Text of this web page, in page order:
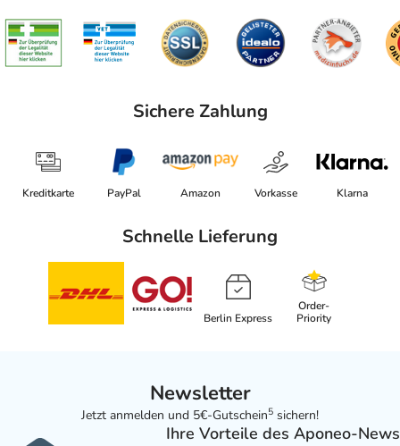
Sichere Zahlung
Kreditkarte PayPal Amazon Vorkasse Klarna
Schnelle Lieferung
Berlin Express
Order-
Priority
Newsletter
Jetzt anmelden und 5€-Gutschein5 sichern!
Ihre Vorteile des Aponeo-